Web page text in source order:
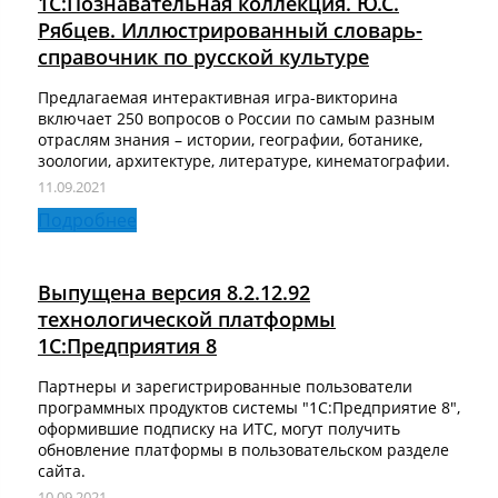
переходе из другого сервиса;
автоматизированная диагностика
федеральная круглосуточная техническая
поддержка пользователей
Сервис обеспечивает удобный способ установки
криптосредств и подключения к сервису прямо на
рабочем месте, из привычного интерфейса
В стоимость сервиса включено предоставление
электронной подписи, СКЗИ VipNet CSP,
возможность произвести внеплановую смену
электронной подписи неограниченное количество
раз. Смена сертификата выполняется без
посещения офиса оператора. Одновременно с
сертификатом можно заказать лицензию на СКЗИ
КриптоПро CSP.
Онлайн "Личный кабинет" позволяет отслеживать
ЦЕНОВЫЕ ЗОНЫ
3900
5900
От 3 до 5 организаций
25%
3675
4425
ИП
1125
1350
Рябцев. Иллюстрированный словарь-
справочник по русской культуре
Предлагаемая интерактивная игра-викторина
включает 250 вопросов о России по самым разным
отраслям знания – истории, географии, ботанике,
зоологии, архитектуре, литературе, кинематографии.
11.09.2021
Выпущена версия 8.2.12.92
технологической платформы
1С:Предприятия 8
Партнеры и зарегистрированные пользователи
программных продуктов системы "1С:Предприятие 8",
оформившие подписку на ИТС, могут получить
обновление платформы в пользовательском разделе
сайта.